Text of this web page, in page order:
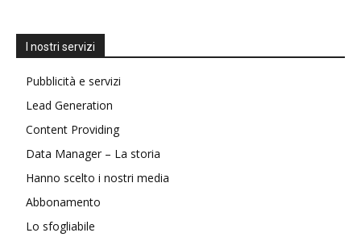
I nostri servizi
Pubblicità e servizi
Lead Generation
Content Providing
Data Manager – La storia
Hanno scelto i nostri media
Abbonamento
Lo sfogliabile